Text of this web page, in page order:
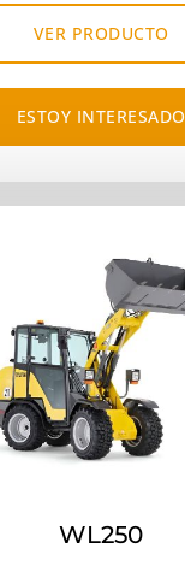
VER PRODUCTO
ESTOY INTERESADO
WL250